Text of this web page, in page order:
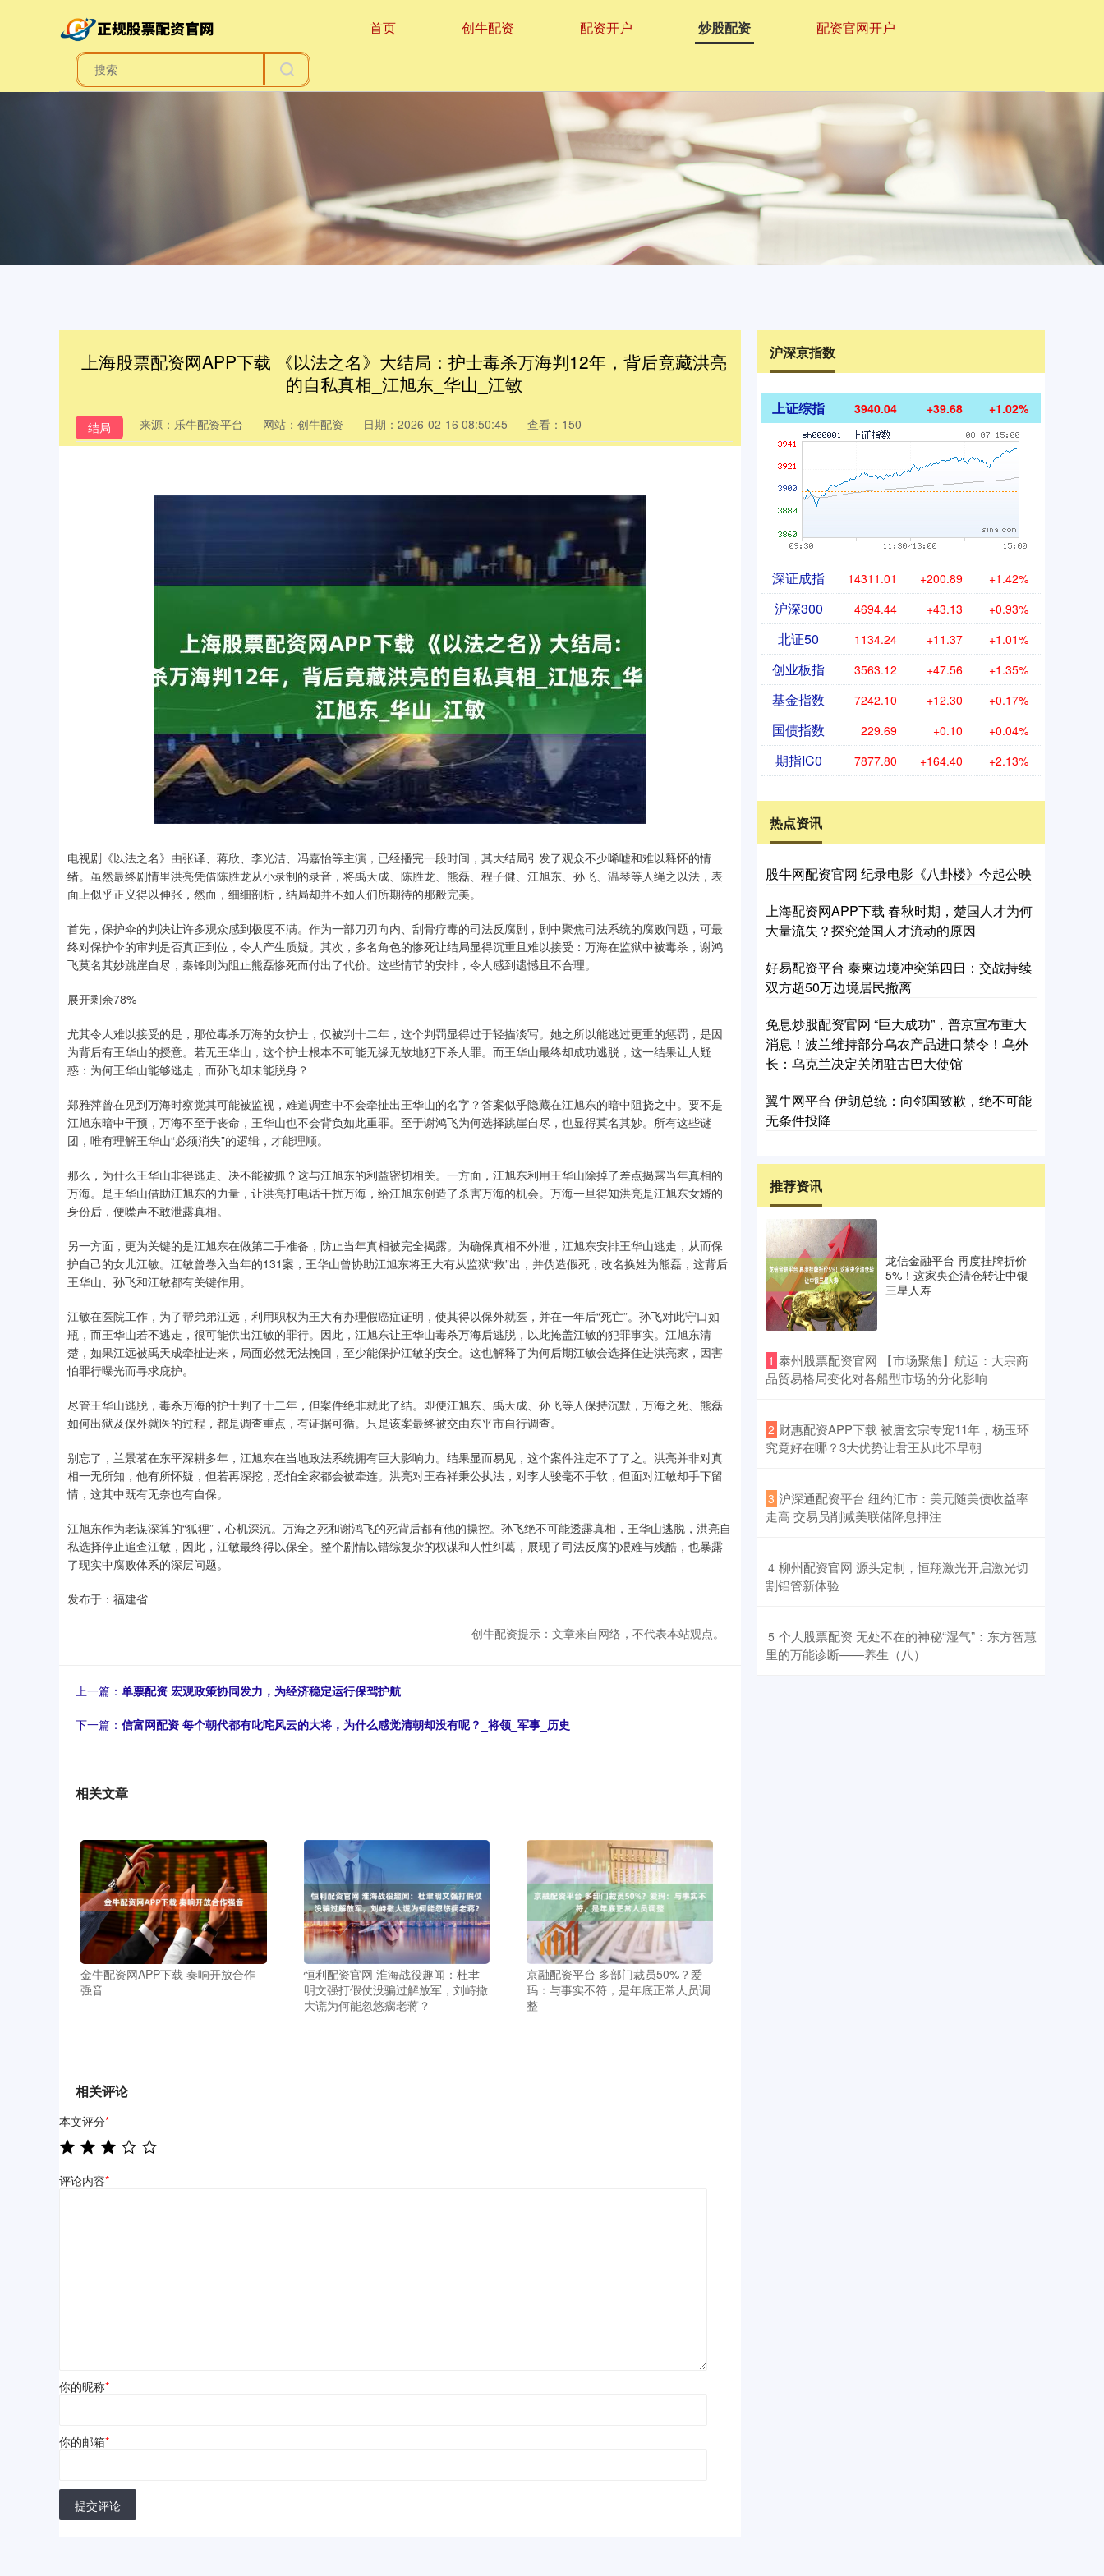
首页 创牛配资 配资开户 炒股配资 配资官网开户
上海股票配资网APP下载 《以法之名》大结局：护士毒杀万海判12年，背后竟藏洪亮
的自私真相_江旭东_华山_江敏
结局 来源：乐牛配资平台 网站：创牛配资 日期：2026-02-16 08:50:45 查看：150
电视剧《以法之名》由张译、蒋欣、李光洁、冯嘉怡等主演，已经播完一段时间，其大结局引发了观众不少唏嘘和难以释怀的情
绪。虽然最终剧情里洪亮凭借陈胜龙从小录制的录音，将禹天成、陈胜龙、熊磊、程子健、江旭东、孙飞、温琴等人绳之以法，表
面上似乎正义得以伸张，然而，细细剖析，结局却并不如人们所期待的那般完美。
首先，保护伞的判决让许多观众感到极度不满。作为一部刀刃向内、刮骨疗毒的司法反腐剧，剧中聚焦司法系统的腐败问题，可最
终对保护伞的审判是否真正到位，令人产生质疑。其次，多名角色的惨死让结局显得沉重且难以接受：万海在监狱中被毒杀，谢鸿
飞莫名其妙跳崖自尽，秦锋则为阻止熊磊惨死而付出了代价。这些情节的安排，令人感到遗憾且不合理。
展开剩余78%
尤其令人难以接受的是，那位毒杀万海的女护士，仅被判十二年，这个判罚显得过于轻描淡写。她之所以能逃过更重的惩罚，是因
为背后有王华山的授意。若无王华山，这个护士根本不可能无缘无故地犯下杀人罪。而王华山最终却成功逃脱，这一结果让人疑
惑：为何王华山能够逃走，而孙飞却未能脱身？
郑雅萍曾在见到万海时察觉其可能被监视，难道调查中不会牵扯出王华山的名字？答案似乎隐藏在江旭东的暗中阻挠之中。要不是
江旭东暗中干预，万海不至于丧命，王华山也不会背负如此重罪。至于谢鸿飞为何选择跳崖自尽，也显得莫名其妙。所有这些谜
团，唯有理解王华山“必须消失”的逻辑，才能理顺。
那么，为什么王华山非得逃走、决不能被抓？这与江旭东的利益密切相关。一方面，江旭东利用王华山除掉了差点揭露当年真相的
万海。是王华山借助江旭东的力量，让洪亮打电话干扰万海，给江旭东创造了杀害万海的机会。万海一旦得知洪亮是江旭东女婿的
身份后，便噤声不敢泄露真相。
另一方面，更为关键的是江旭东在做第二手准备，防止当年真相被完全揭露。为确保真相不外泄，江旭东安排王华山逃走，从而保
护自己的女儿江敏。江敏曾卷入当年的131案，王华山曾协助江旭东将王大有从监狱“救”出，并伪造假死，改名换姓为熊磊，这背后
王华山、孙飞和江敏都有关键作用。
江敏在医院工作，为了帮弟弟江远，利用职权为王大有办理假癌症证明，使其得以保外就医，并在一年后“死亡”。孙飞对此守口如
瓶，而王华山若不逃走，很可能供出江敏的罪行。因此，江旭东让王华山毒杀万海后逃脱，以此掩盖江敏的犯罪事实。江旭东清
楚，如果江远被禹天成牵扯进来，局面必然无法挽回，至少能保护江敏的安全。这也解释了为何后期江敏会选择住进洪亮家，因害
怕罪行曝光而寻求庇护。
尽管王华山逃脱，毒杀万海的护士判了十二年，但案件绝非就此了结。即便江旭东、禹天成、孙飞等人保持沉默，万海之死、熊磊
如何出狱及保外就医的过程，都是调查重点，有证据可循。只是该案最终被交由东平市自行调查。
别忘了，兰景茗在东平深耕多年，江旭东在当地政法系统拥有巨大影响力。结果显而易见，这个案件注定不了了之。洪亮并非对真
相一无所知，他有所怀疑，但若再深挖，恐怕全家都会被牵连。洪亮对王春祥秉公执法，对李人骏毫不手软，但面对江敏却手下留
情，这其中既有无奈也有自保。
江旭东作为老谋深算的“狐狸”，心机深沉。万海之死和谢鸿飞的死背后都有他的操控。孙飞绝不可能透露真相，王华山逃脱，洪亮自
私选择停止追查江敏，因此，江敏最终得以保全。整个剧情以错综复杂的权谋和人性纠葛，展现了司法反腐的艰难与残酷，也暴露
了现实中腐败体系的深层问题。
发布于：福建省
创牛配资提示：文章来自网络，不代表本站观点。
上一篇： 单票配资 宏观政策协同发力，为经济稳定运行保驾护航
下一篇： 信富网配资 每个朝代都有叱咤风云的大将，为什么感觉清朝却没有呢？_将领_军事_历史
相关文章
金牛配资网APP下载 奏响开放合作
强音
恒利配资官网 淮海战役趣闻：杜聿
明文强打假仗没骗过解放军，刘峙撒
大谎为何能忽悠瘸老蒋？
京融配资平台 多部门裁员50%？爱
玛：与事实不符，是年底正常人员调
整
相关评论
本文评分*
评论内容*
你的昵称*
你的邮箱*
提交评论
沪深京指数
上证综指 3940.04 +39.68 +1.02%
深证成指 14311.01 +200.89 +1.42%
沪深300 4694.44 +43.13 +0.93%
北证50 1134.24 +11.37 +1.01%
创业板指 3563.12 +47.56 +1.35%
基金指数 7242.10 +12.30 +0.17%
国债指数 229.69 +0.10 +0.04%
期指IC0 7877.80 +164.40 +2.13%
热点资讯
股牛网配资官网 纪录电影《八卦楼》今起公映
上海配资网APP下载 春秋时期，楚国人才为何
大量流失？探究楚国人才流动的原因
好易配资平台 泰柬边境冲突第四日：交战持续
双方超50万边境居民撤离
免息炒股配资官网 “巨大成功”，普京宣布重大
消息！波兰维持部分乌农产品进口禁令！乌外
长：乌克兰决定关闭驻古巴大使馆
翼牛网平台 伊朗总统：向邻国致歉，绝不可能
无条件投降
推荐资讯
龙信金融平台 再度挂牌折价
5%！这家央企清仓转让中银
三星人寿
1 ​泰州股票配资官网 【市场聚焦】航运：大宗商
品贸易格局变化对各船型市场的分化影响
2 ​财惠配资APP下载 被唐玄宗专宠11年，杨玉环
究竟好在哪？3大优势让君王从此不早朝
3 ​沪深通配资平台 纽约汇市：美元随美债收益率
走高 交易员削减美联储降息押注
4 ​柳州配资官网 源头定制，恒翔激光开启激光切
割铝管新体验
5 ​个人股票配资 无处不在的神秘“湿气”：东方智慧
里的万能诊断——养生（八）